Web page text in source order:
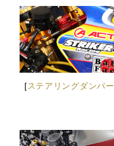
[ステアリングダンパー